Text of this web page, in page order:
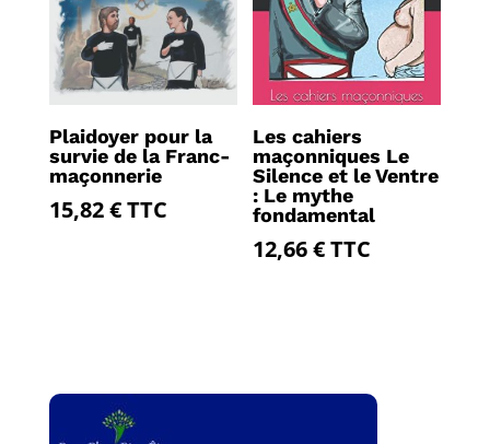
Plaidoyer pour la
survie de la Franc-
maçonnerie
15,82€TTC
Les cahiers
maçonniques Le
Silence et le Ventre
: Le mythe
fondamental
12,66€TTC